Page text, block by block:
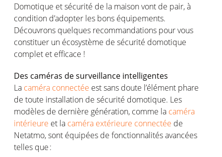
Domotique et sécurité de la maison vont de pair,à
condition d’adopter les bons équipements.
Découvrons quelques recommandations pour vous
constituer un écosystème de sécurité domotique
complet et efficace !
Des caméras de surveillance intelligentes
La caméra connectée est sans doute l’élément phare
de toute installation de sécurité domotique. Les
modèles de dernière génération, comme la caméra
intérieure et la caméra extérieure connectée de
Netatmo, sont équipées de fonctionnalités avancées
telles que: